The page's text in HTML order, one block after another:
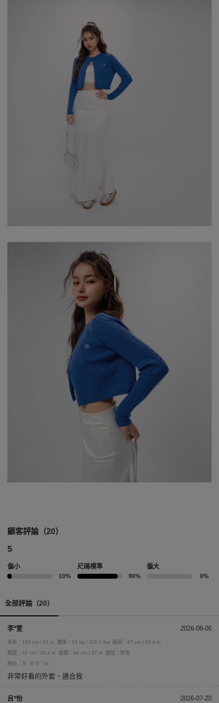
顧客評論（20）
5
偏小
10%
尺碼標準
90%
偏大
0%
全部評論（20）
李*萱 2026-08-06
身高：155 cm / 61 in 體重：54 kg / 119.1 lbs
胸圍：67 cm / 26.4 in
腰圍：62 cm / 24.4 in
臀圍：94 cm / 37 in
體型：梨型
顏色：灰
尺寸：M
非常好看的外套，適合我
呂*怡 2026-07-20